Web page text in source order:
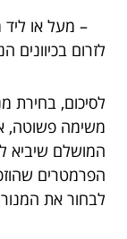
– מעל או ליד
לזרום בכיוונים
לסיכום, בחירת
משימה פשוטה,
המושלם שיביא
הפרמטרים
לבחור את